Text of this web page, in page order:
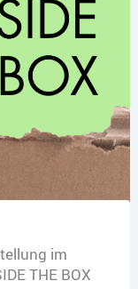
im
THE BOX